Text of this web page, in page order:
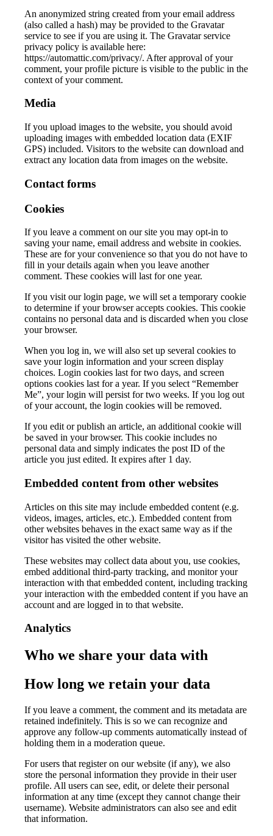
An anonymized string created from your email address
(also called a hash) may be provided to the Gravatar
service to see if you are using it. The Gravatar service
privacy policy is available here:
https://automattic.com/privacy/. After approval of your
comment, your profile picture is visible to the public in the
context of your comment.
Media
If you upload images to the website, you should avoid
uploading images with embedded location data (EXIF
GPS) included. Visitors to the website can download and
extract any location data from images on the website.
Contact forms
Cookies
If you leave a comment on our site you may opt-in to
saving your name, email address and website in cookies.
These are for your convenience so that you do not have to
fill in your details again when you leave another
comment. These cookies will last for one year.
If you visit our login page, we will set a temporary cookie
to determine if your browser accepts cookies. This cookie
contains no personal data and is discarded when you close
your browser.
When you log in, we will also set up several cookies to
save your login information and your screen display
choices. Login cookies last for two days, and screen
options cookies last for a year. If you select “Remember
Me”, your login will persist for two weeks. If you log out
of your account, the login cookies will be removed.
If you edit or publish an article, an additional cookie will
be saved in your browser. This cookie includes no
personal data and simply indicates the post ID of the
article you just edited. It expires after 1 day.
Embedded content from other websites
Articles on this site may include embedded content (e.g.
videos, images, articles, etc.). Embedded content from
other websites behaves in the exact same way as if the
visitor has visited the other website.
These websites may collect data about you, use cookies,
embed additional third-party tracking, and monitor your
interaction with that embedded content, including tracking
your interaction with the embedded content if you have an
account and are logged in to that website.
Analytics
Who we share your data with
How long we retain your data
If you leave a comment, the comment and its metadata are
retained indefinitely. This is so we can recognize and
approve any follow-up comments automatically instead of
holding them in a moderation queue.
For users that register on our website (if any), we also
store the personal information they provide in their user
profile. All users can see, edit, or delete their personal
information at any time (except they cannot change their
username). Website administrators can also see and edit
that information.